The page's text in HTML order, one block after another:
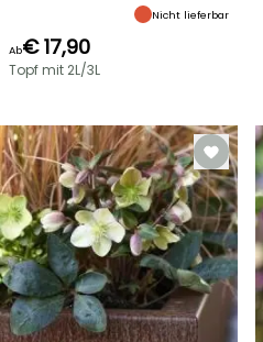
Nicht lieferbar
Ab€ 17,90
Topf mit 2L/3L